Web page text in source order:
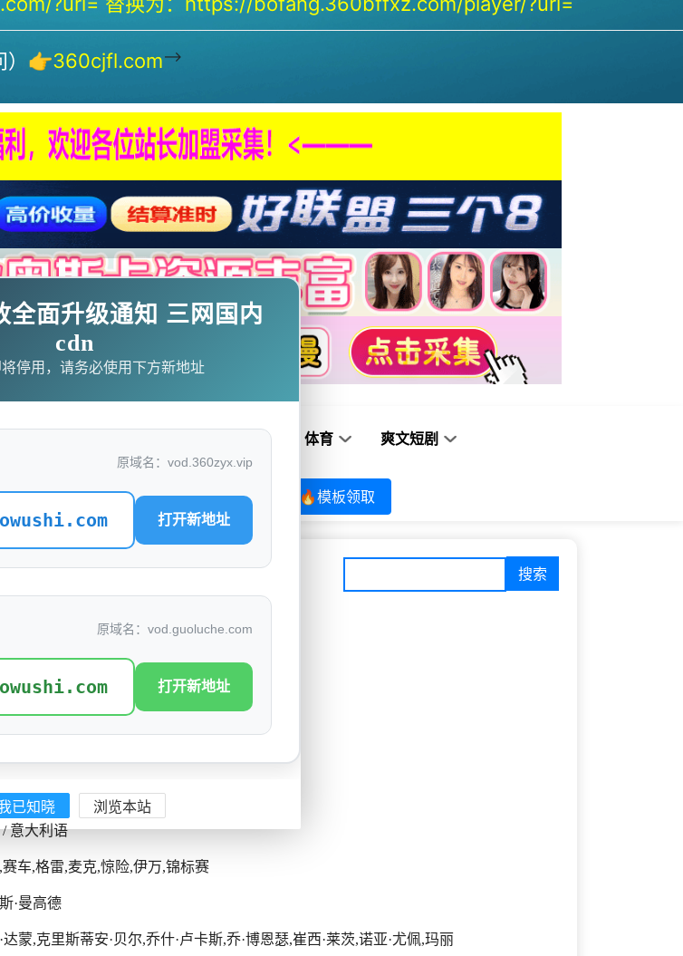
）👉360cjfl.com-->
体育 爽文短剧
🎉福利赞助 🎉演示站 🔥模板领取
意大利语
车,格雷,麦克,惊险,伊万,锦标赛
·曼高德
达蒙,克里斯蒂安·贝尔,乔什·卢卡斯,乔·博恩瑟,崔西·莱茨,诺亚·尤佩,玛丽
全面升级通知 三网国内
cdn
将停用，请务必使用下方新地址
原域名：vod.360zyx.vip
打开新地址
原域名：vod.guoluche.com
打开新地址
已知晓 浏览本站